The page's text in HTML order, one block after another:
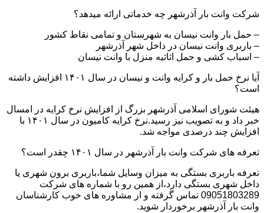
شرکت وانت بار آذرشهر چه خدماتی ارائه میدهد؟
– حمل بار وانت نیسان به شهرستان و تمامی نقاط کشور
– باربری وانت نیسان در داخل شهر آذرشهر
– اسباب کشی و حمل اثاثیه منزل با وانت نیسان
آیا نرخ حمل بار و کرایه وانت و نیسان در سال ۱۴۰۱ افزایش داشته
است؟
هیئت شورای اسلامی آذرشهر بزرگ از افزایش نرخ کرایه در امسال
خبر داد و به تصویب نیز رسید.نرخ کرایه کامیون در سال ۱۴۰۱ با
افزایش چند درصدی مواجه شد.
تعرفه های شرکت وانت بار آذرشهر در سال ۱۴۰۱ چقدر است؟
تعرفه باربری بستگی به میزان وسایل شما،باربری برون شهری یا
داخل شهری بستگی دارد،از همین رو با شماره های شرکت
09051803289 تماس گرفته و از مشاوره های خوب کارشناسان
وانت بار آذرشهر برخوردار شوید.